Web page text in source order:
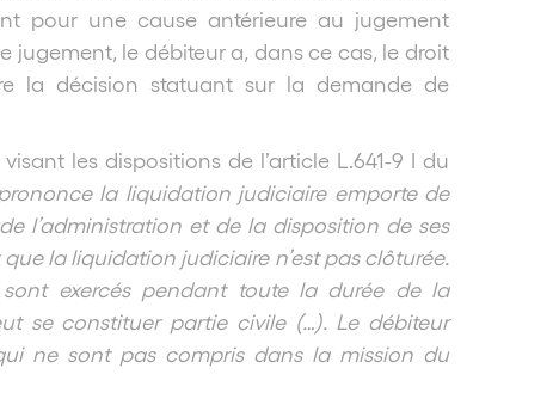
pour une cause antérieure au jugement
jugement, le débiteur a, dans ce cas, le droit
la décision statuant sur la demande de
les dispositions de l’article L.641-9 I du
la liquidation judiciaire emporte de
l’administration et de la disposition de ses
la liquidation judiciaire n’est pas clôturée.
exercés pendant toute la durée de la
se constituer partie civile (…). Le débiteur
ne sont pas compris dans la mission du